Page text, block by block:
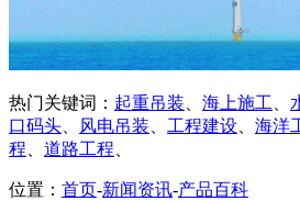
热门关键词： 起重吊装、 海上施工、
口码头、 风电吊装、 工程建设、 海洋
程、 道路工程、
位置： 首页-新闻资讯-产品百科